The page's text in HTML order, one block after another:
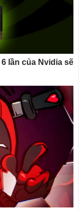
lần của Nvidia sẽ